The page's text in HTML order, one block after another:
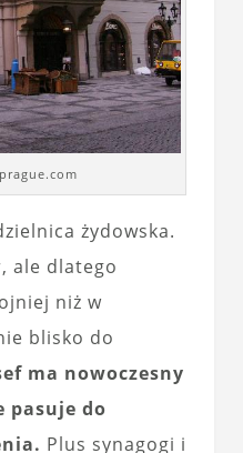
żydowska.
ale dlatego
niż w
blisko do
ma nowoczesny
pasuje do
Plus synagogi i